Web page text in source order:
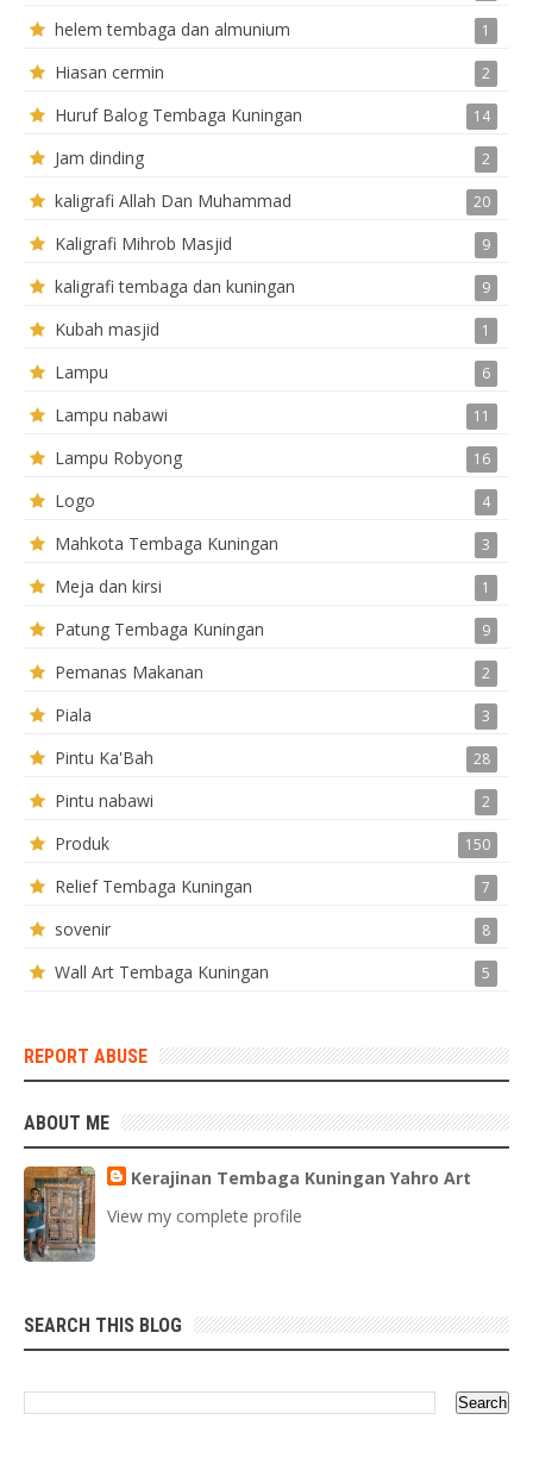
helem tembaga dan almunium 1
Hiasan cermin 2
Huruf Balog Tembaga Kuningan 14
Jam dinding 2
kaligrafi Allah Dan Muhammad 20
Kaligrafi Mihrob Masjid 9
kaligrafi tembaga dan kuningan 9
Kubah masjid 1
Lampu 6
Lampu nabawi 11
Lampu Robyong 16
Logo 4
Mahkota Tembaga Kuningan 3
Meja dan kirsi 1
Patung Tembaga Kuningan 9
Pemanas Makanan 2
Piala 3
Pintu Ka'Bah 28
Pintu nabawi 2
Produk 150
Relief Tembaga Kuningan 7
sovenir 8
Wall Art Tembaga Kuningan 5
REPORT ABUSE
ABOUT ME
Kerajinan Tembaga Kuningan Yahro Art
View my complete profile
SEARCH THIS BLOG